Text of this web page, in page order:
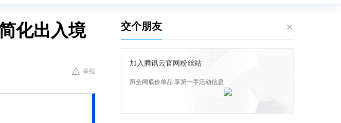
化出入境
举报
交个朋友
加入腾讯云官网粉丝站
蹲全网底价单品 享第一手活动信息